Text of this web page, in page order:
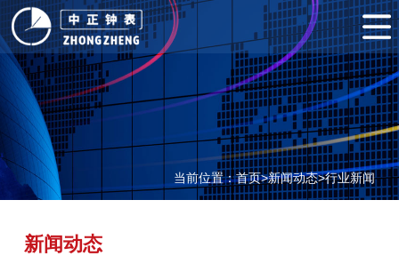
网
站
首
页
关
于
我
们
产
品
展
案
例 当前位置：首页>新闻动态>行业新闻
新闻动态